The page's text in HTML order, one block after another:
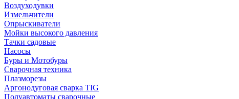
Воздуходувки
Измельчители
Опрыскиватели
Мойки высокого давления
Тачки садовые
Насосы
Буры и Мотобуры
Сварочная техника
Плазморезы
Аргонодуговая сварка TIG
Полуавтоматы сварочные